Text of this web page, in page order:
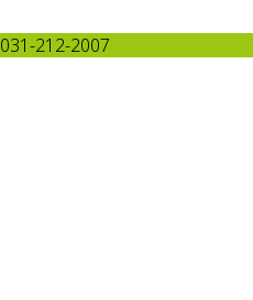
031-212-2007